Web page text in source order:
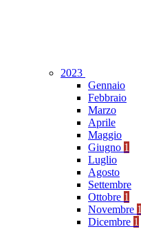
2023
Gennaio
Febbraio
Marzo
Aprile
Maggio
Giugno 1
Luglio
Agosto
Settembre
Ottobre 1
Novembre 1
Dicembre 1